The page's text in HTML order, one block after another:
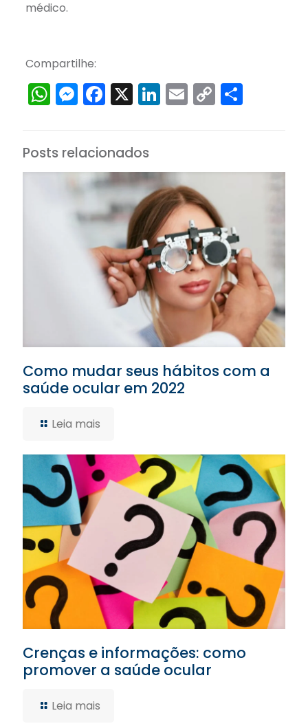
médico.
Compartilhe:
WhatsApp
Messenger
Facebook
X LinkedIn
Email
Copy
Link
Share
Posts relacionados
Como mudar seus hábitos com a
saúde ocular em 2022
Leia mais
Crenças e informações: como
promover a saúde ocular
Leia mais